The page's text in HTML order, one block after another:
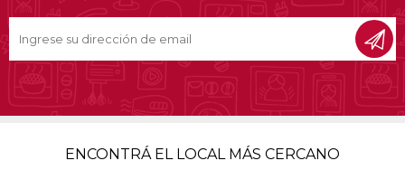
ENCONTRÁ EL LOCAL MÁS CERCANO